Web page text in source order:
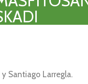
Santiago Larregla.